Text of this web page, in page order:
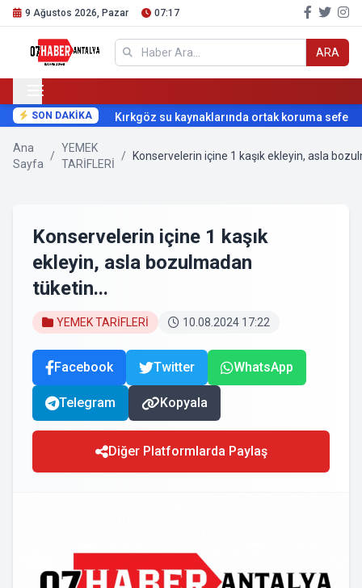
9 Ağustos 2026, Pazar 07:17
ARA
SON DAKİKA Kırkgöz su kaynaklarında ortak koruma
Ana
Sayfa
/
YEMEK
TARİFLERİ
/ Konservelerin içine 1 kaşık ekleyin, asla
Konservelerin içine 1 kaşık
ekleyin, asla bozulmadan
tüketin...
YEMEK TARİFLERİ 10.08.2024 17:22
Facebook Twitter WhatsApp
Telegram Kopyala
Diğer Platformlarda Paylaş